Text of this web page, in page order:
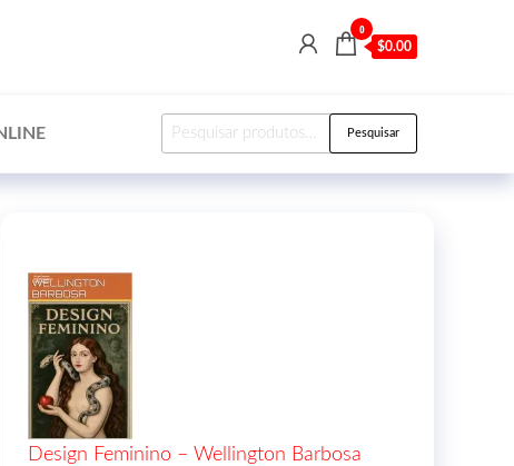
0
$0.00
Pesquisar
Design Feminino – Wellington Barbosa